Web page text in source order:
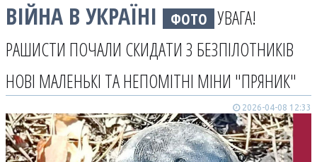
ВІЙНА В УКРАЇНІ ФОТО УВАГА!
РАШИСТИ ПОЧАЛИ СКИДАТИ З БЕЗПІЛОТНИКІВ
НОВІ МАЛЕНЬКІ ТА НЕПОМІТНІ МІНИ "ПРЯНИК"
2026-04-08 12:33